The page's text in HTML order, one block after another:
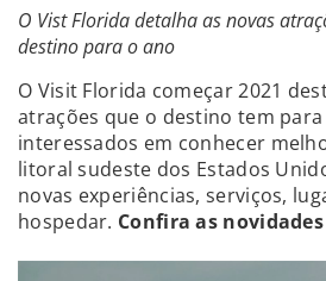
O Vist Florida detalha as novas
destino para o ano
O Visit Florida começar 2021
atrações que o destino tem
interessados em conhecer
litoral sudeste dos Estados
novas experiências, serviços,
hospedar. Confira as